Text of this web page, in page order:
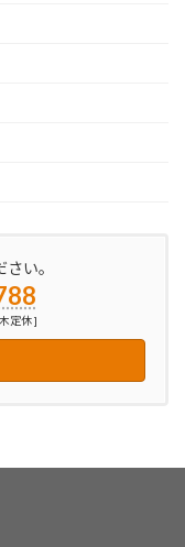
い。
定休 ]